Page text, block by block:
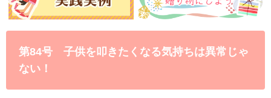
第84号 子供を叩きたくなる気持ちは異常じゃ
ない！